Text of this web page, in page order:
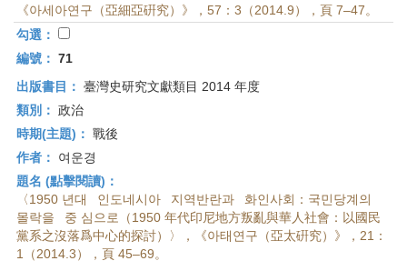
《아세아연구（亞細亞硏究）》，57：3（2014.9），頁 7–47。
勾選：
編號： 71
出版書目： 臺灣史研究文獻類目 2014 年度
類別： 政治
時期(主題)： 戰後
作者：
여운경
題名 (點擊閱讀)：
〈1950 년대 인도네시아 지역반란과 화인사회：국민당계의
몰락을 중 심으로（1950 年代印尼地方叛亂與華人社會：以國民
黨系之沒落爲中心的探討）〉，《아태연구（亞太硏究）》，21：
1（2014.3），頁 45–69。